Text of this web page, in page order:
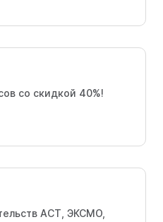
со скидкой 40%!
АСТ, ЭКСМО,